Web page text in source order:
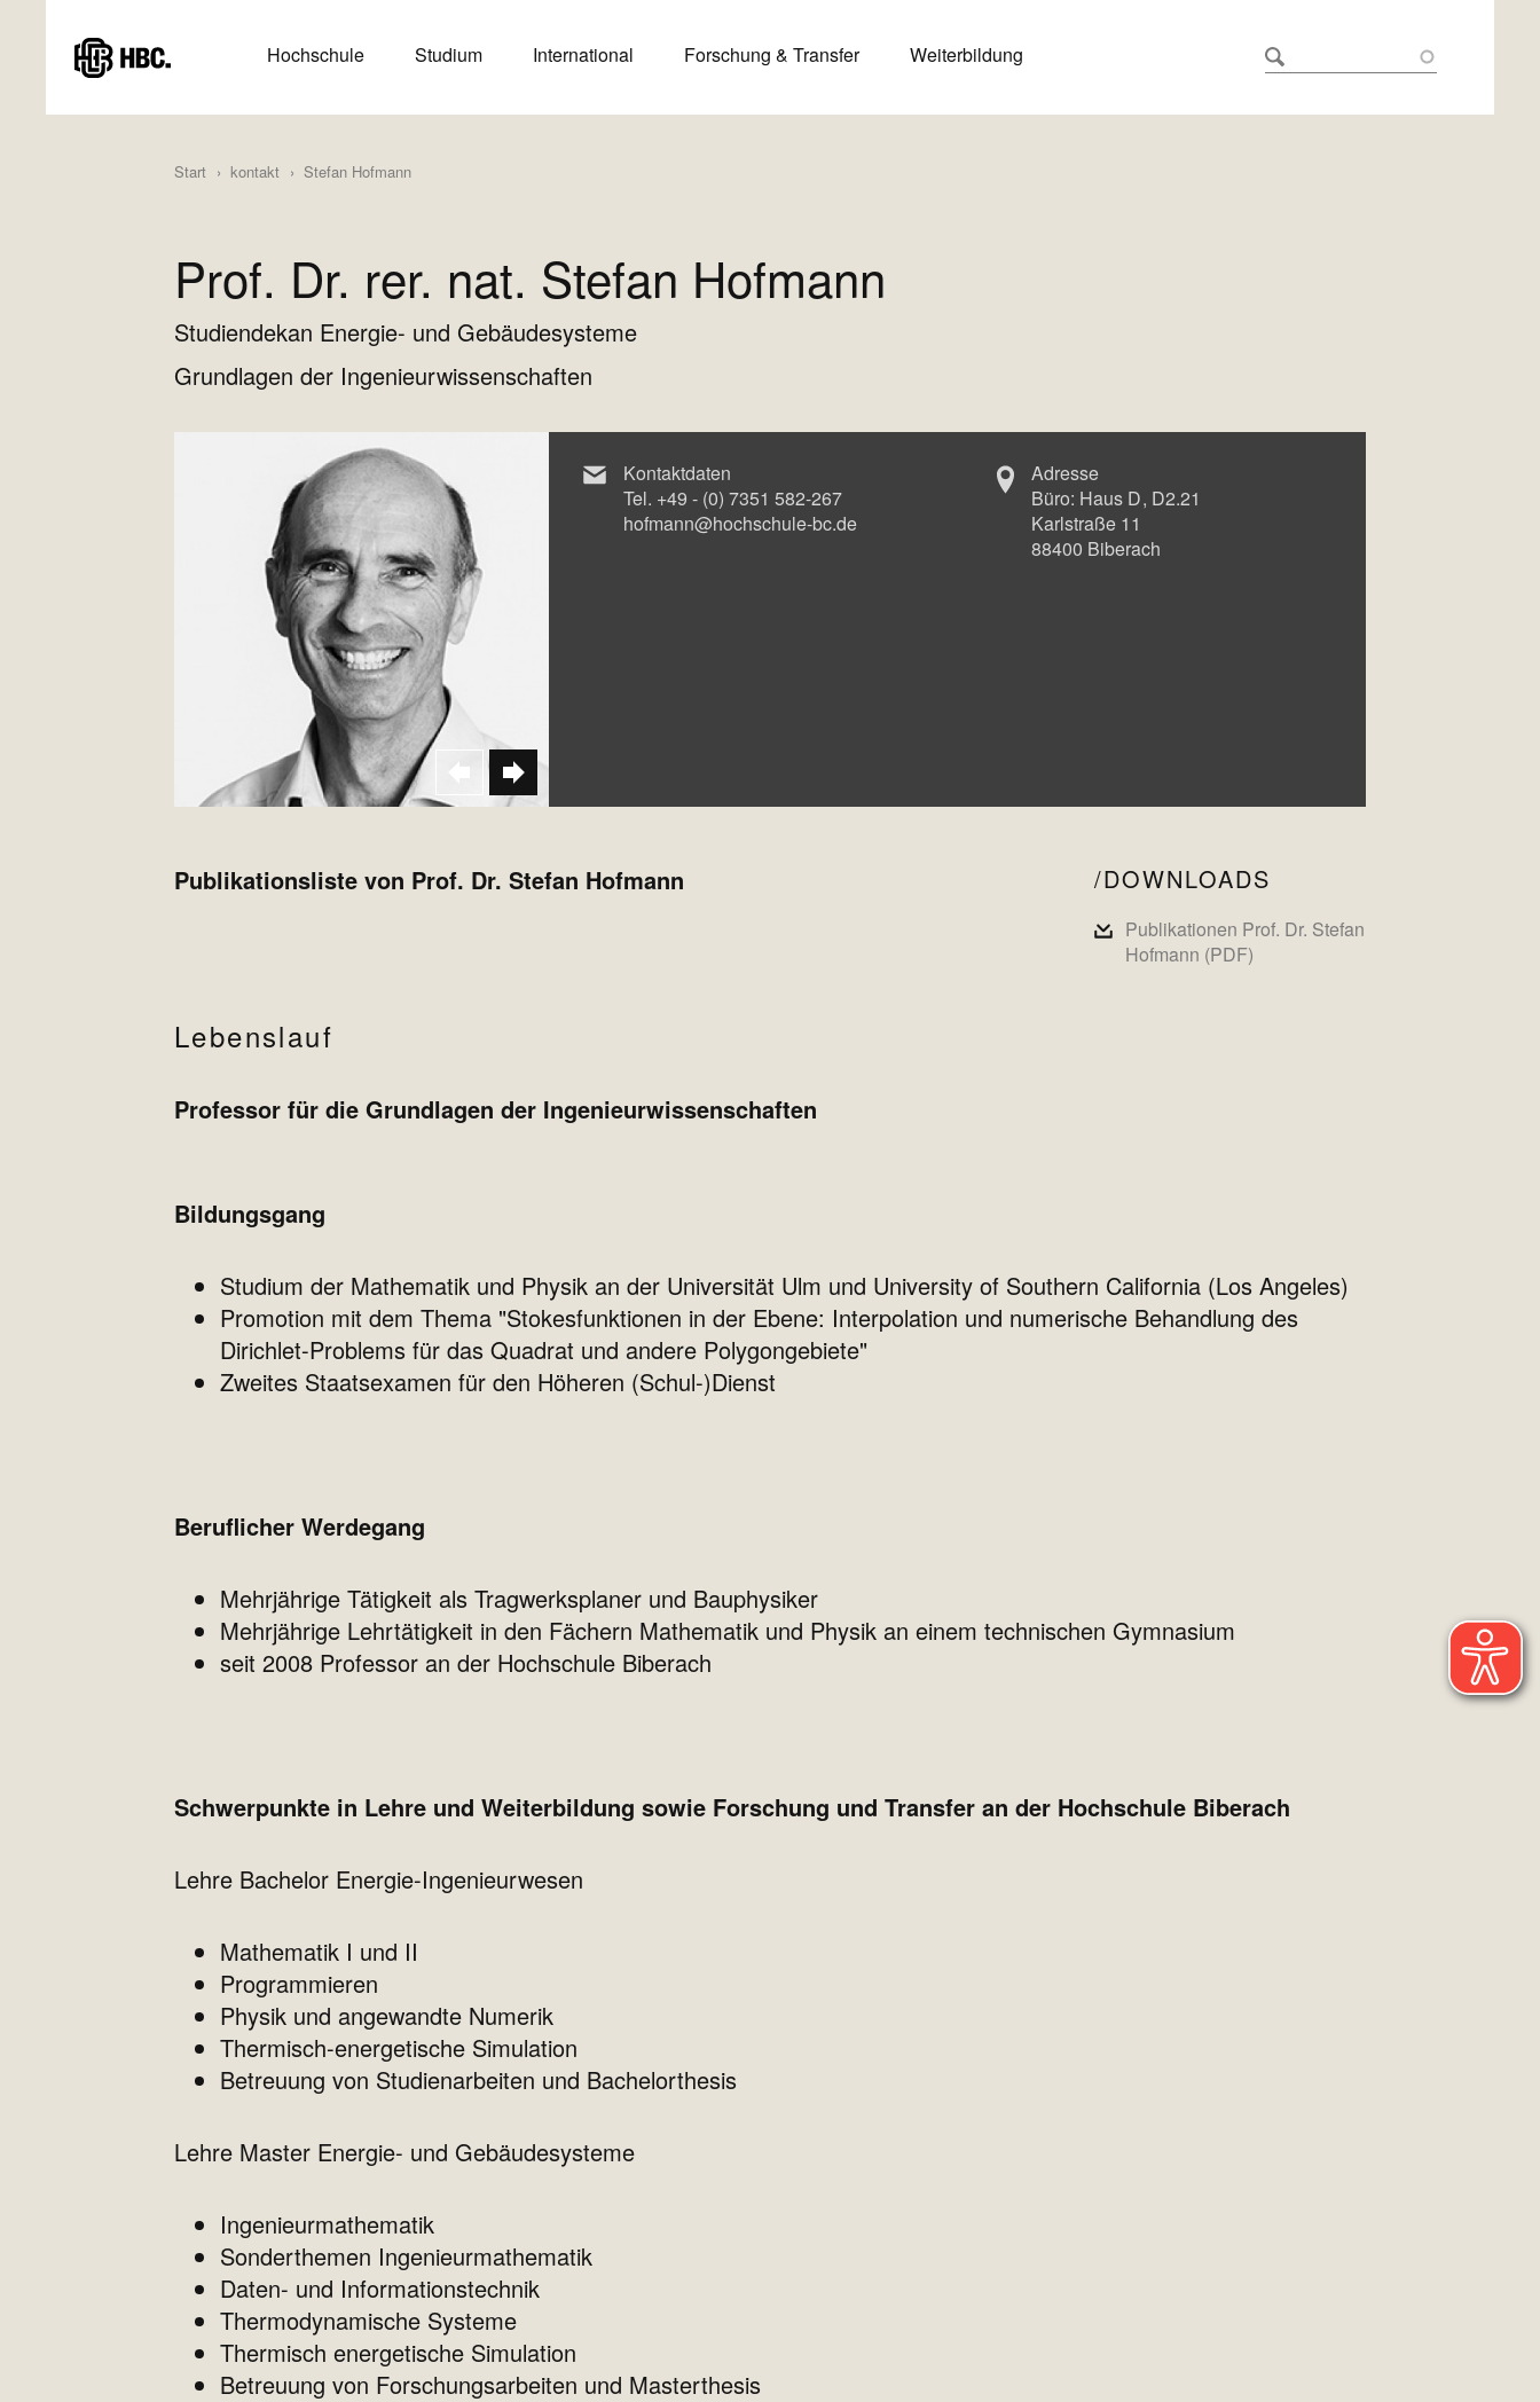
HAUPTMENÜ
Hochschule Studium International Forschung & Transfer Weiterbildung
Start kontakt Stefan Hofmann
Prof. Dr. rer. nat. Stefan Hofmann
Studiendekan Energie- und Gebäudesysteme
Grundlagen der Ingenieurwissenschaften
Kontaktdaten
Tel. +49 - (0) 7351 582-267
hofmann@hochschule-bc.de
Adresse
Büro: Haus D D2.21
Karlstraße 11
88400 Biberach
Publikationsliste von Prof. Dr. Stefan Hofmann DOWNLOADS
Publikationen Prof. Dr. Stefan
Hofmann (PDF)
Lebenslauf
Professor für die Grundlagen der Ingenieurwissenschaften
Bildungsgang
Studium der Mathematik und Physik an der Universität Ulm und University of Southern California (Los Angeles)
Promotion mit dem Thema "Stokesfunktionen in der Ebene: Interpolation und numerische Behandlung des
Dirichlet-Problems für das Quadrat und andere Polygongebiete"
Zweites Staatsexamen für den Höheren (Schul-)Dienst
Beruflicher Werdegang
Mehrjährige Tätigkeit als Tragwerksplaner und Bauphysiker
Mehrjährige Lehrtätigkeit in den Fächern Mathematik und Physik an einem technischen Gymnasium
seit 2008 Professor an der Hochschule Biberach
Schwerpunkte in Lehre und Weiterbildung sowie Forschung und Transfer an der Hochschule Biberach
Lehre Bachelor Energie-Ingenieurwesen
Mathematik I und II
Programmieren
Physik und angewandte Numerik
Thermisch-energetische Simulation
Betreuung von Studienarbeiten und Bachelorthesis
Lehre Master Energie- und Gebäudesysteme
Ingenieurmathematik
Sonderthemen Ingenieurmathematik
Daten- und Informationstechnik
Thermodynamische Systeme
Thermisch energetische Simulation
Betreuung von Forschungsarbeiten und Masterthesis